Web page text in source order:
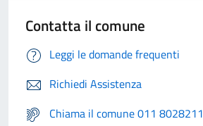
Contatta il comune
Leggi le domande frequenti
Richiedi Assistenza
Chiama il comune 011 8028211